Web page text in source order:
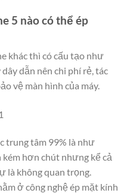
5 nào có thể ép
khác thì có cấu tạo như
dẫn nên chi phí rẻ, tác
vệ màn hình của máy.
trung tâm 99% là như
kém hơn chút nhưng kể cả
là không quan trọng.
ở công nghệ ép mặt kính